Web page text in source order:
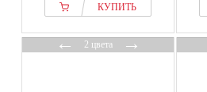
КУПИТЬ
←2 цвета→